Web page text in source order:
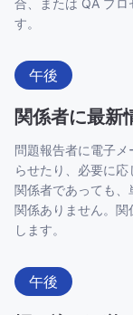
合、または QA プ
す。
午後
関係者に最新
問題報告者に電子
らせたり、必要に
関係者であっても、
関係ありません。関
します。
午後